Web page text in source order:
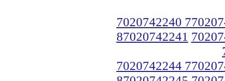
7020742240
87020742241
7020742244